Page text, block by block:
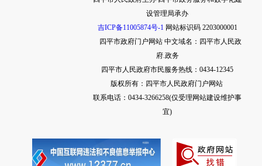
设管理局承办
吉ICP备11005874号-1 网站标识码 2203000001
四平市政府门户网站 中文域名：四平市人民政
府.政务
四平市人民政府市民服务热线：0434-12345
版权所有：四平市人民政府门户网站
联系电话：0434-3266258(仅受理网站建设维护事
宜)